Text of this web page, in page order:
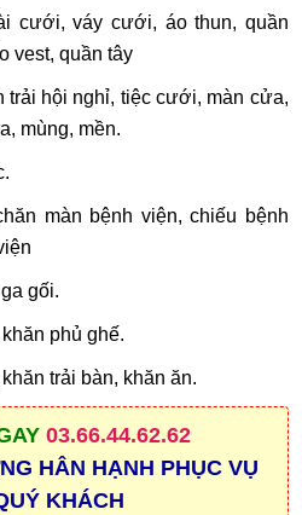
cưới, váy cưới, áo thun, quần
vest, quần tây
trải hội nghỉ, tiệc cưới, màn cửa,
mùng, mền.
màn bệnh viện, chiếu bệnh
gối.
phủ ghế.
trải bàn, khăn ăn.
03.66.44.62.62
HÂN HẠNH PHỤC VỤ
KHÁCH